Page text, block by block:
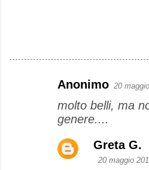
Anonimo 20
molto belli, ma
genere....
Greta G.
20 maggio